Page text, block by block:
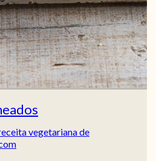
vegetariana de